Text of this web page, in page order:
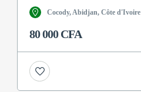
Cocody, Abidjan, Côte d'Ivoire
80 000 CFA